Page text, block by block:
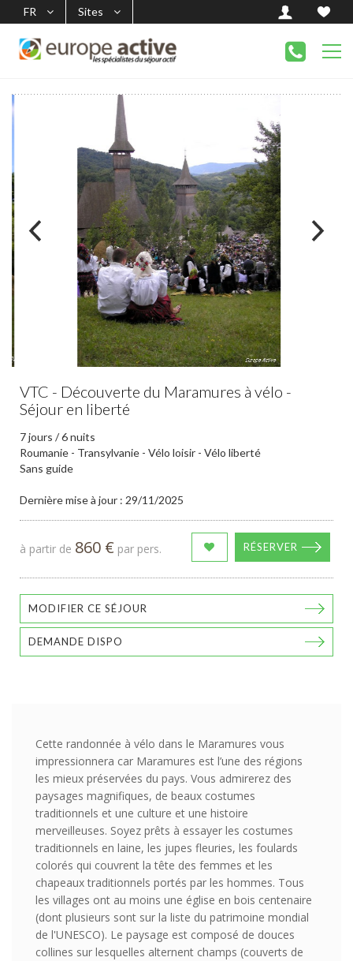
FR Sites
VTC - Découverte du Maramures à vélo -
Séjour en liberté
7 jours / 6 nuits
Roumanie - Transylvanie - Vélo loisir - Vélo liberté
Sans guide
Dernière mise à jour : 29/11/2025
à partir de 860 € par pers. RÉSERVER
MODIFIER CE SÉJOUR
DEMANDE DISPO
Cette randonnée à vélo dans le Maramures vous
impressionnera car Maramures est l’une des régions
les mieux préservées du pays. Vous admirerez des
paysages magnifiques, de beaux costumes
traditionnels et une culture et une histoire
merveilleuses. Soyez prêts à essayer les costumes
traditionnels en laine, les jupes fleuries, les foulards
colorés qui couvrent la tête des femmes et les
chapeaux traditionnels portés par les hommes. Tous
les villages ont au moins une église en bois centenaire
(dont plusieurs sont sur la liste du patrimoine mondial
de l'UNESCO). Le paysage est composé de douces
collines sur lesquelles alternent champs (couverts de